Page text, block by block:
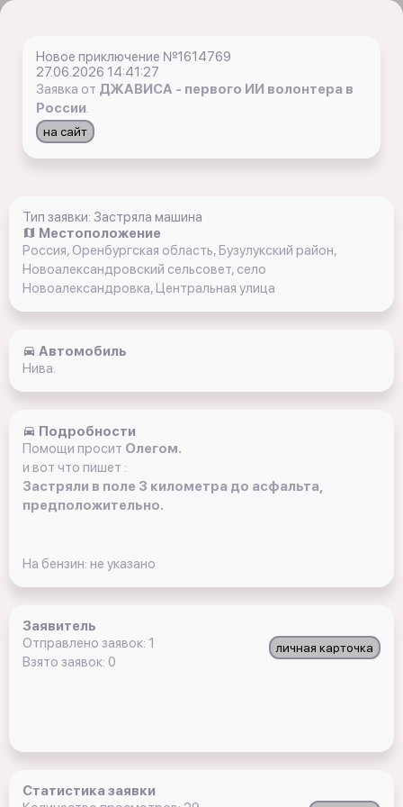
Новое приключение №1614769
27.06.2026 14:41:27
Заявка от ДЖАВИСА - первого ИИ волонтера в
России.
на сайт
Тип заявки: Застряла машина
Местоположение
Россия, Оренбургская область, Бузулукский район,
Новоалександровский сельсовет, село
Новоалександровка, Центральная улица
Автомобиль
Нива.
Подробности
Помощи просит Олегом.
и вот что пишет :
Застряли в поле 3 километра до асфальта,
предположительно.
На бензин: не указано
Заявитель
личная карточка
Отправлено заявок: 1
Взято заявок: 0
Статистика заявки